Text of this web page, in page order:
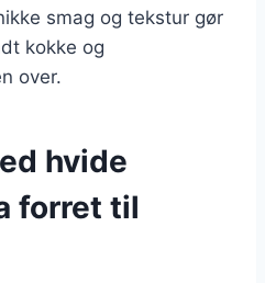
smag og tekstur gør
kokke og
over.
hvide
forret til